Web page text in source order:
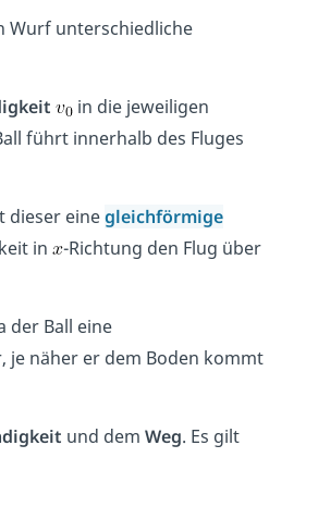
Wurf unterschiedliche
in die jeweiligen
führt innerhalb des Fluges
dieser einegleichförmige
in
-Richtung den Flug über
der Ball eine
je näher er dem Boden kommt
und dem Weg. Es gilt